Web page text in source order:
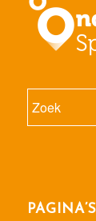
PAGINA’S